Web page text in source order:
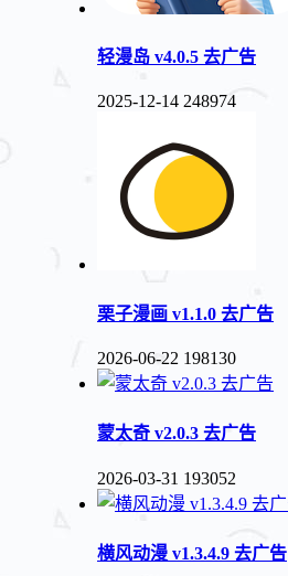
轻漫岛 v4.0.5 去广告
2025-12-14 248974
栗子漫画 v1.1.0 去广告
2026-06-22 198130
蒙太奇 v2.0.3 去广告
2026-03-31 193052
横风动漫 v1.3.4.9 去广告